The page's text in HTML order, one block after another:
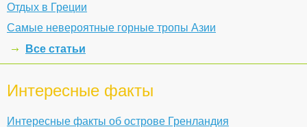
Отдых в Греции
Самые невероятные горные тропы Азии
Все статьи
Интересные факты
Интересные факты об острове Гренландия